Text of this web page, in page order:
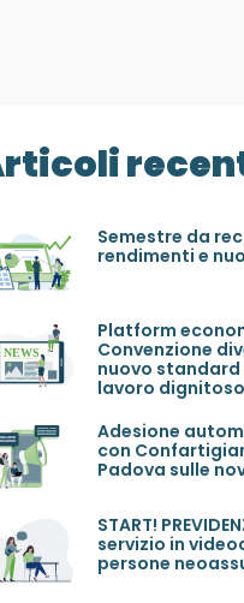
Semestre da
rendimenti e
Platform
Convenzione
nuovo
lavoro dignitoso
Adesione
con
Padova sulle
START!
servizio in
persone